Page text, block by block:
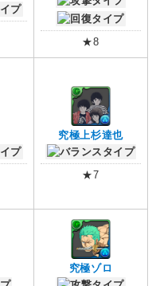
★8
究極上杉達也
★7
究極ゾロ